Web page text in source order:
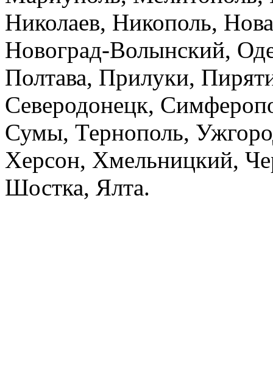
Николаев, Никополь,
Новоград-Волынский,
Полтава, Прилуки,
Северодонецк,
Сумы, Тернополь,
Херсон, Хмельницкий,
Шостка, Ялта.